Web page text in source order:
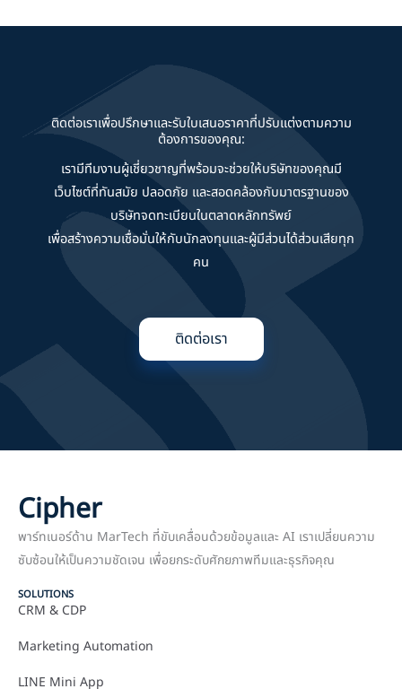
ติดต่อเราเพื่อปรึกษาและรับใบเสนอราคาที่ปรับแต่งตามความ
ต้องการของคุณ:
เรามีทีมงานผู้เชี่ยวชาญที่พร้อมจะช่วยให้บริษัทของคุณมี
เว็บไซต์ที่ทันสมัย ปลอดภัย และสอดคล้องกับมาตรฐานของ
บริษัทจดทะเบียนในตลาดหลักทรัพย์
เพื่อสร้างความเชื่อมั่นให้กับนักลงทุนและผู้มีส่วนได้ส่วนเสียทุก
คน
ติดต่อเรา
Cipher
พาร์ทเนอร์ด้าน MarTech ที่ขับเคลื่อนด้วยข้อมูลและ AI เราเปลี่ยนความ
ซับซ้อนให้เป็นความชัดเจน เพื่อยกระดับศักยภาพทีมและธุรกิจคุณ
SOLUTIONS
CRM & CDP
Marketing Automation
LINE Mini App